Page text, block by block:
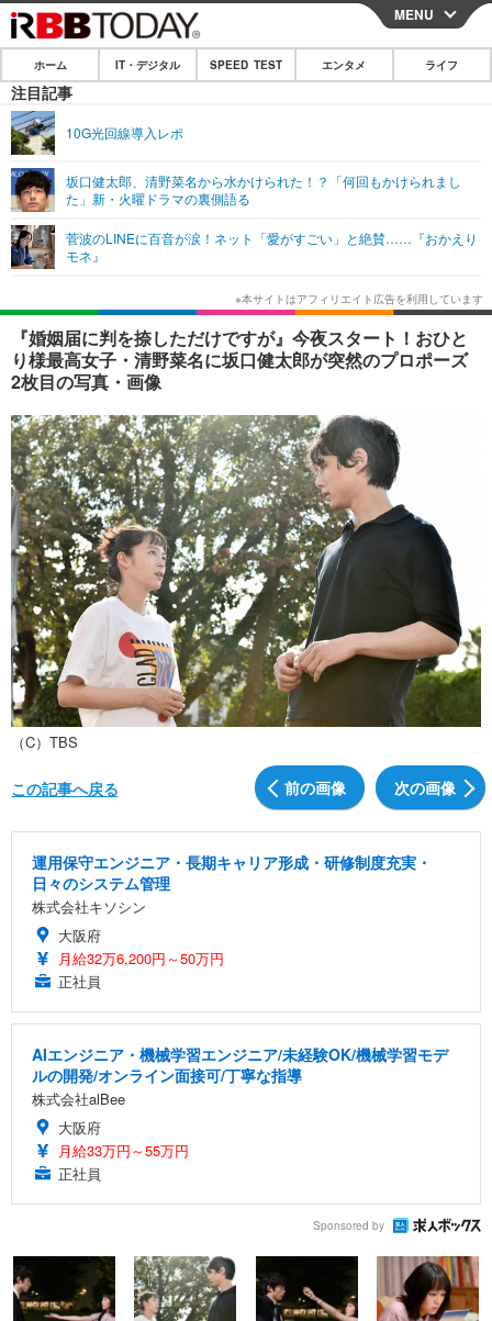
CLOSE
ホーム
IT・デジタル
ネタ
ショッピング その他
SPEED TEST
エンタメ
エンタメTOP
韓国・芸能
音楽 スポーツ
グラビア
ショッピング その他
ライフ
ライフTOP グルメ
ペット ショッピング
その他
リリース一覧
プッシュ通知の停止方法
MENU
ホーム IT・デジタル SPEED TEST エンタメ ライフ
注目記事
10G光回線導入レポ
坂口健太郎、清野菜名から水かけられた！？「何回もかけられまし
た」新・火曜ドラマの裏側語る
菅波のLINEに百音が涙！ネット「愛がすごい」と絶賛……『おかえり
モネ』
『婚姻届に判を捺しただけですが』今夜スタート！おひと
り様最高女子・清野菜名に坂口健太郎が突然のプロポーズ
2枚目の写真・画像
（C）TBS
前の画像 次の画像
この記事へ戻る
運用保守エンジニア・長期キャリア形成・研修制度充実・
日々のシステム管理
株式会社キソシン
大阪府
月給32万6,200円～50万円
正社員
AIエンジニア・機械学習エンジニア/未経験OK/機械学習モデ
ルの開発/オンライン面接可/丁寧な指導
株式会社alBee
大阪府
月給33万円～55万円
正社員
Sponsored by